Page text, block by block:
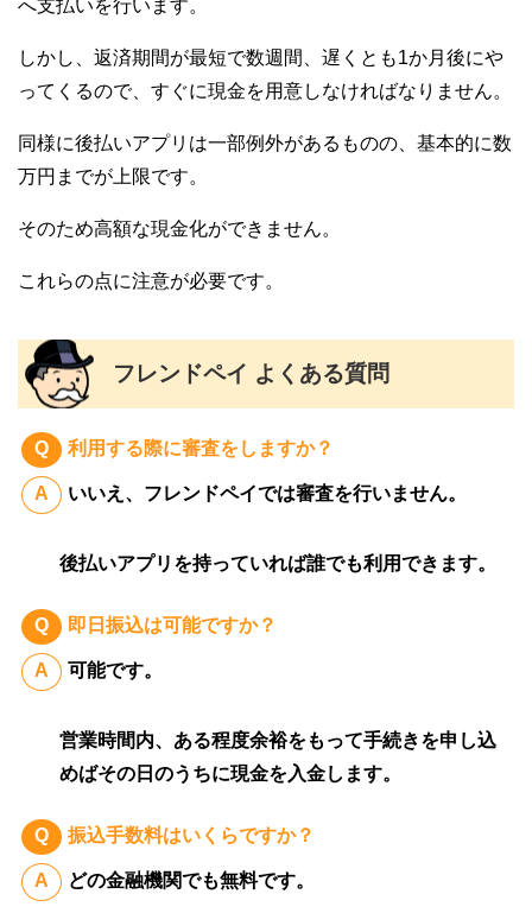
へ支払いを行います。
しかし、返済期間が最短で数週間、遅くとも1か月後にや
ってくるので、すぐに現金を用意しなければなりません。
同様に後払いアプリは一部例外があるものの、基本的に数
万円までが上限です。
そのため高額な現金化ができません。
これらの点に注意が必要です。
フレンドペイ よくある質問
利用する際に審査をしますか？
いいえ、フレンドペイでは審査を行いません。
後払いアプリを持っていれば誰でも利用できます。
即日振込は可能ですか？
可能です。
営業時間内、ある程度余裕をもって手続きを申し込
めばその日のうちに現金を入金します。
振込手数料はいくらですか？
どの金融機関でも無料です。